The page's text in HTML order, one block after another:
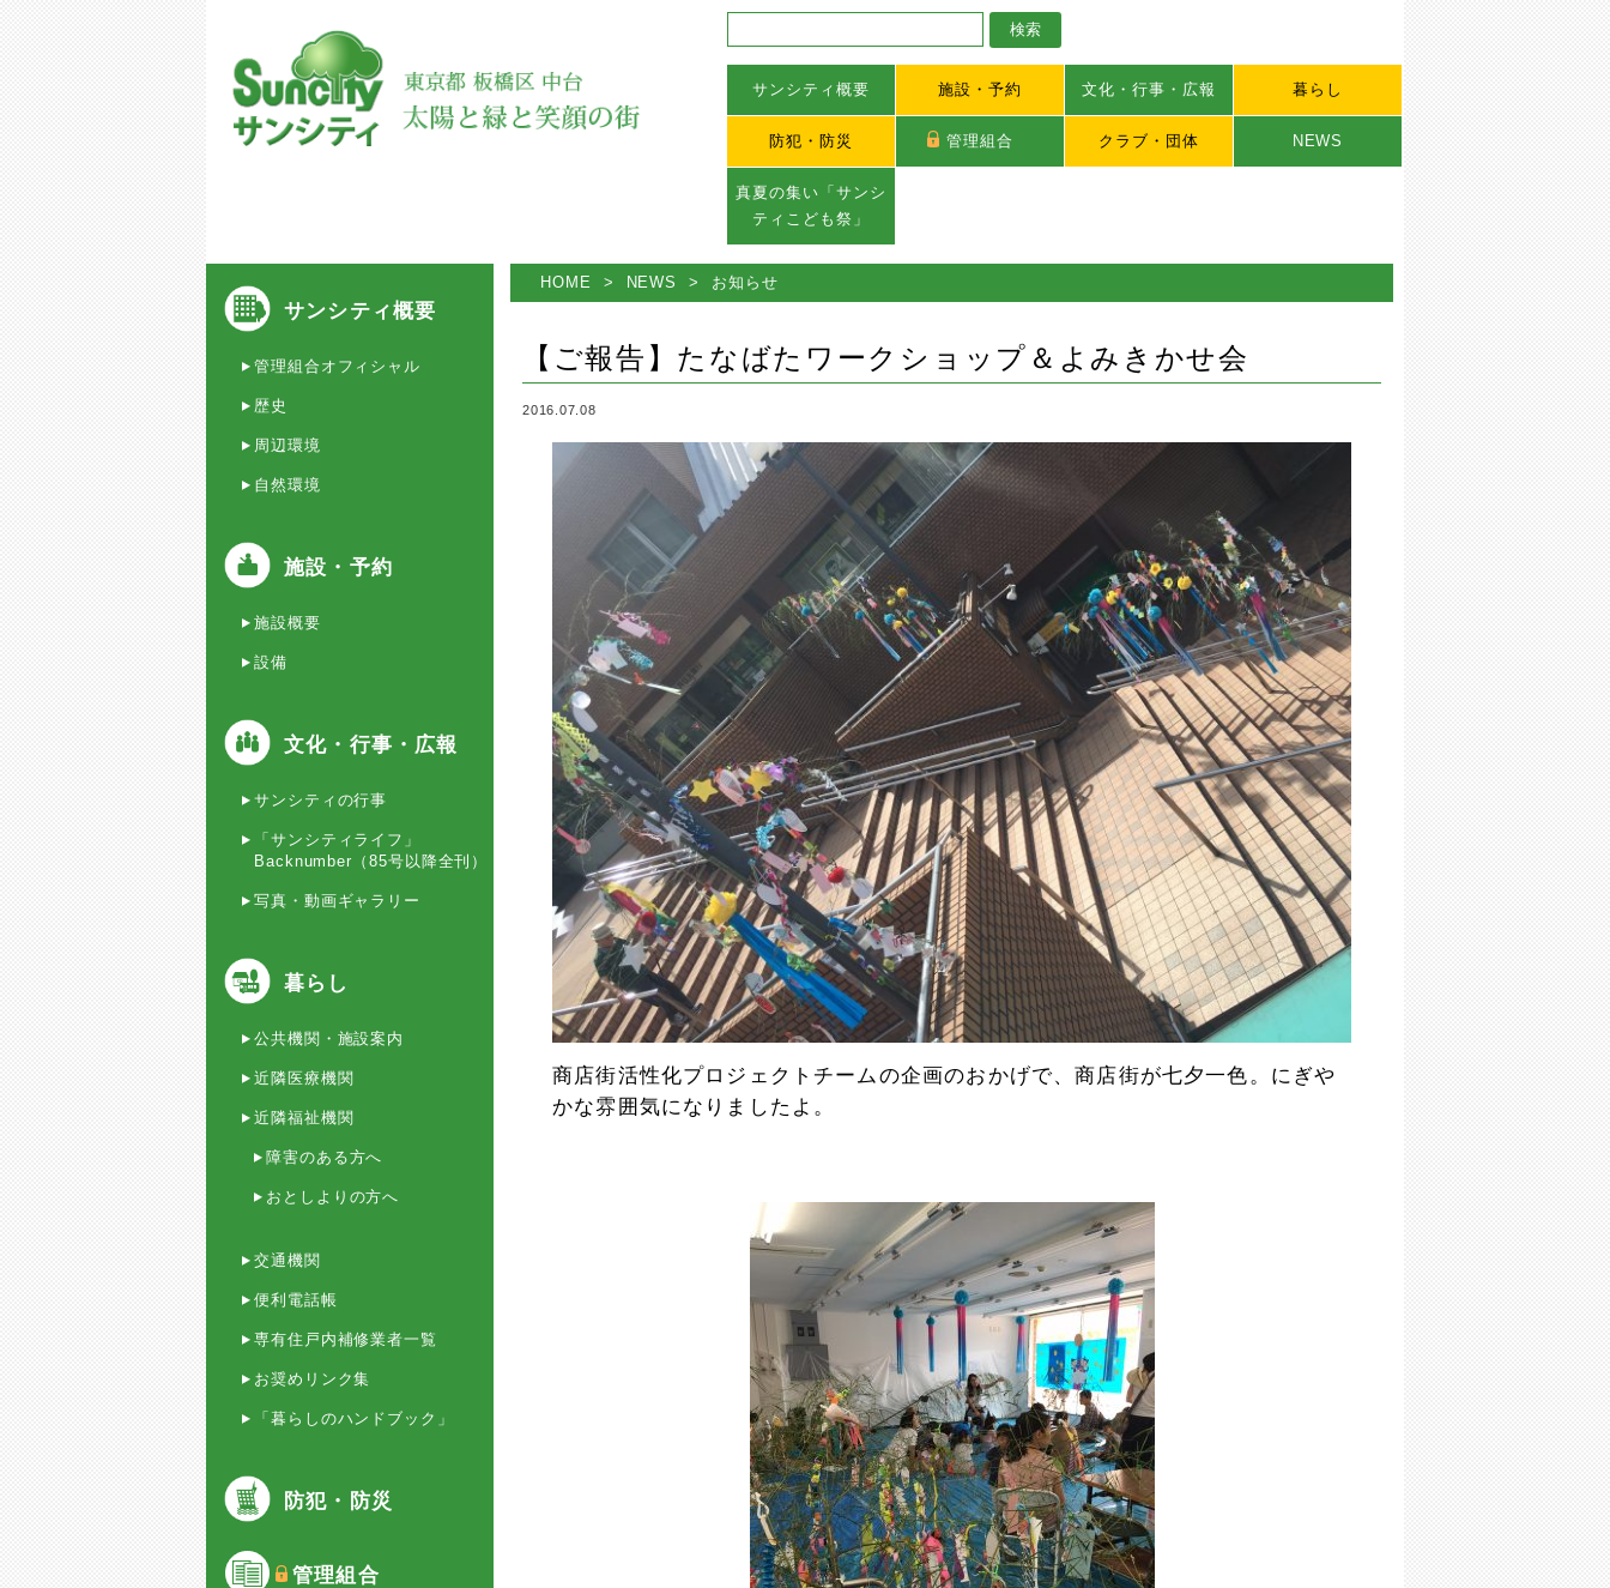
サンシティ概要 施設・予約 文化・行事・広報 暮らし
防犯・防災 管理組合 クラブ・団体 NEWS
真夏の集い「サンシ
ティこども祭」
HOME > NEWS > お知らせ
【ご報告】たなばたワークショップ＆よみきかせ会
2016.07.08
商店街活性化プロジェクトチームの企画のおかげで、商店街が七夕一色。にぎや
かな雰囲気になりましたよ。
サンシティ概要
管理組合オフィシャル
歴史
周辺環境
自然環境
施設・予約
施設概要
設備
文化・行事・広報
サンシティの行事
「サンシティライフ」
Backnumber（85号以降全刊）
写真・動画ギャラリー
暮らし
公共機関・施設案内
近隣医療機関
近隣福祉機関
障害のある方へ
おとしよりの方へ
交通機関
便利電話帳
専有住戸内補修業者一覧
お奨めリンク集
「暮らしのハンドブック」
防犯・防災
管理組合